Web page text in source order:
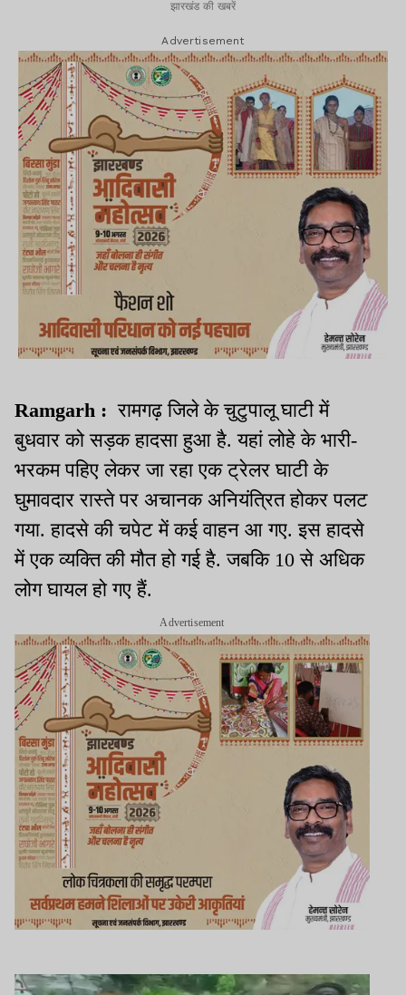
झारखंड की खबरें
Advertisement
Ramgarh : रामगढ़ जिले के चुटुपालू घाटी में
बुधवार को सड़क हादसा हुआ है. यहां लोहे के भारी-
भरकम पहिए लेकर जा रहा एक ट्रेलर घाटी के
घुमावदार रास्ते पर अचानक अनियंत्रित होकर पलट
गया. हादसे की चपेट में कई वाहन आ गए. इस हादसे
में एक व्यक्ति की मौत हो गई है. जबकि 10 से अधिक
लोग घायल हो गए हैं.
Advertisement